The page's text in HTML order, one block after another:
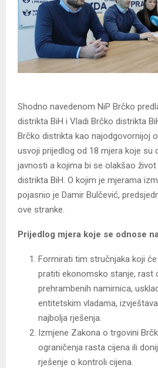
Shodno navedenom NiP Brčko
distrikta BiH i Vladi Brčko distrikta
Brčko distrikta kao najodgovornijoj
usvoji prijedlog od 18 mjera koje su
javnosti a kojima bi se olakšao
distrikta BiH. O kojim je mjerama
pojasnio je Damir Bulčević,
ove stranke.
Prijedlog mjera koje se odnose
Formirati tim stručnjaka koji
pratiti ekonomsko stanje, rast
prehrambenih namirnica,
entitetskim vladama,
najbolja rješenja.
Izmjene Zakona o trgovini
ograničenja rasta cijena ili
rješenje o kontroli cijena.